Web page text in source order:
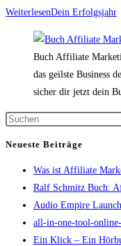
WeiterlesenDein Erfolgsjahr
Buch Affiliate
das geilste Business
sicher dir jetzt dein
Neueste Beiträge
Was ist Affiliate
Ralf Schmitz Buch:
Audio Empire
all-in-one-tool-online-
Ein Klick – Ein